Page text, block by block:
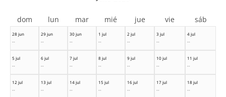
28 jun
--
29 jun
--
30 jun
--
1 jul
--
2 jul
--
3 jul
--
4 jul
--
5 jul
--
6 jul
--
7 jul
--
8 jul
--
9 jul
--
10 jul
--
11 jul
--
12 jul
--
13 jul
--
14 jul
--
15 jul
--
16 jul
--
17 jul
--
18 jul
--
dom lun mar mié jue vie sáb